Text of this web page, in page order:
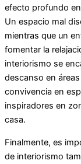
efecto profundo
Un espacio mal
mientras que un
fomentar la
interiorismo se
descanso en
convivencia en
inspiradores en
casa.
Finalmente, es
de interiorismo